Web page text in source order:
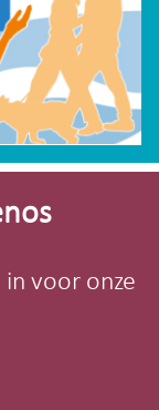
voor onze